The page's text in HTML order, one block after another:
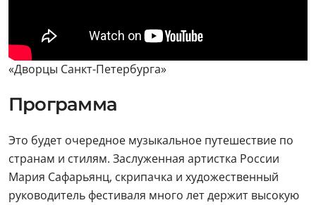
«Дворцы Санкт-Петербурга»
Программа
Это будет очередное музыкальное путешествие по
странам и стилям. Заслуженная артистка России
Мария Сафарьянц, скрипачка и художественный
руководитель фестиваля много лет держит высокую